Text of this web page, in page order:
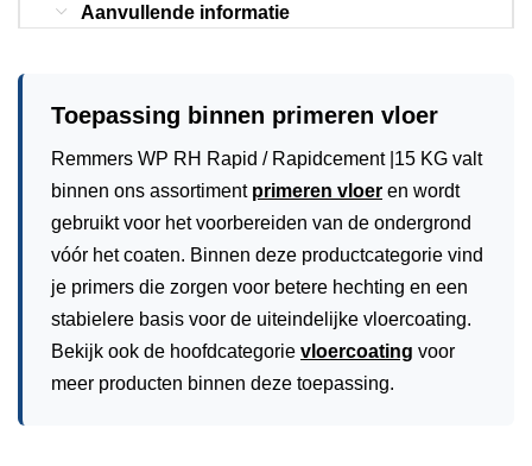
Aanvullende informatie
Toepassing binnen primeren vloer
Remmers WP RH Rapid / Rapidcement |15 KG valt
binnen ons assortiment primeren vloer en wordt
gebruikt voor het voorbereiden van de ondergrond
vóór het coaten. Binnen deze productcategorie vind
je primers die zorgen voor betere hechting en een
stabielere basis voor de uiteindelijke vloercoating.
Bekijk ook de hoofdcategorie vloercoating voor
meer producten binnen deze toepassing.